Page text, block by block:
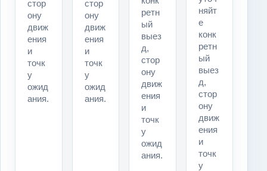
стор
ону
движ
ения
и
точк
у
ожид
ания.
стор
ону
движ
ения
и
точк
у
ожид
ания.
ретн
ый
выез
д,
стор
ону
движ
ения
и
точк
у
ожид
ания.
няйт
е
конк
ретн
ый
выез
д,
стор
ону
движ
ения
и
точк
у